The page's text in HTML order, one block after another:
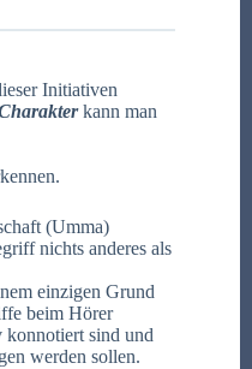
Initiativen
kann man
(Umma)
nichts anderes als
einzigen Grund
beim Hörer
konnotiert sind und
werden sollen.